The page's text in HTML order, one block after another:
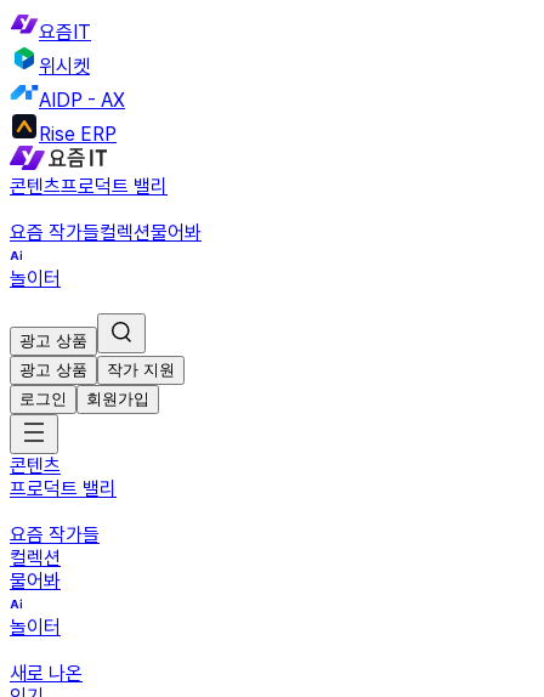
요즘IT
위시켓
AIDP - AX
Rise ERP
콘텐츠프로덕트 밸리
요즘 작가들컬렉션물어봐
놀이터
광고 상품
광고 상품
작가 지원
로그인
회원가입
콘텐츠
프로덕트 밸리
요즘 작가들
컬렉션
물어봐
놀이터
새로 나온